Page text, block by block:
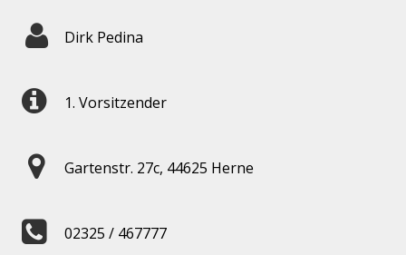
Dirk Pedina
1. Vorsitzender
Gartenstr. 27c, 44625 Herne
02325 / 467777